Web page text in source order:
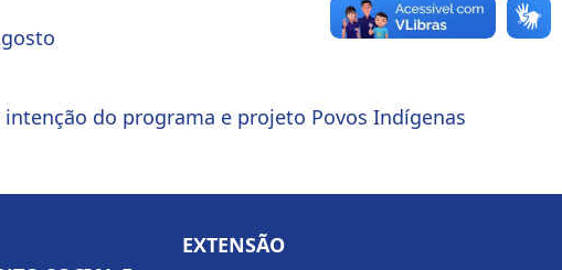
do programa e projeto Povos Indígenas
EXTENSÃO